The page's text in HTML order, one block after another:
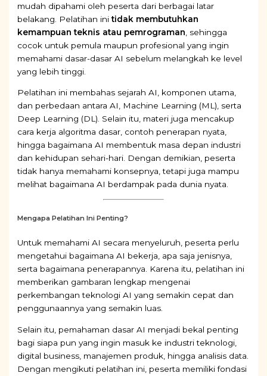
mudah dipahami oleh peserta dari berbagai latar
belakang. Pelatihan initidak membutuhkan
kemampuan teknis atau pemrograman , sehingga
cocok untuk pemula maupun profesional yang ingin
memahami dasar-dasar AI sebelum melangkah ke level
yang lebih tinggi.
Pelatihan ini membahas sejarah AI, komponen utama,
dan perbedaan antara AI, Machine Learning (ML), serta
Deep Learning (DL). Selain itu, materi juga mencakup
cara kerja algoritma dasar, contoh penerapan nyata,
hingga bagaimana AI membentuk masa depan industri
dan kehidupan sehari-hari. Dengan demikian, peserta
tidak hanya memahami konsepnya, tetapi juga mampu
melihat bagaimana AI berdampak pada dunia nyata.
Mengapa Pelatihan Ini Penting?
Untuk memahami AI secara menyeluruh, peserta perlu
mengetahui bagaimana AI bekerja, apa saja jenisnya,
serta bagaimana penerapannya. Karena itu, pelatihan ini
memberikan gambaran lengkap mengenai
perkembangan teknologi AI yang semakin cepat dan
penggunaannya yang semakin luas.
Selain itu, pemahaman dasar AI menjadi bekal penting
bagi siapa pun yang ingin masuk ke industri teknologi,
digital business, manajemen produk, hingga analisis data.
Dengan mengikuti pelatihan ini, peserta memiliki fondasi